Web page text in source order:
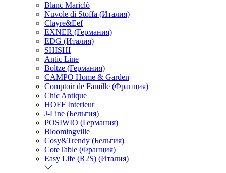
Blanc Mariclò
Nuvole di Stoffa (Италия)
Clayre&Eef
EXNER (Германия)
EDG (Италия)
SHISHI
Antic Line
Boltze (Германия)
CAMPO Home & Garden
Comptoir de Famille (Франция)
Chic Antique
HOFF Interieur
J-Line (Бельгия)
POSIWIO (Германия)
Bloomingville
Cosy&Trendy (Бельгия)
CoteTable (Франция)
Easy Life (R2S) (Италия)